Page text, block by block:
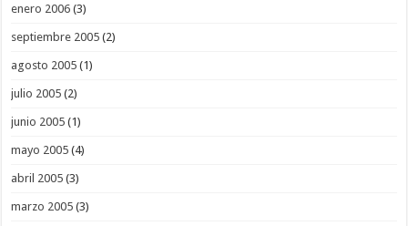
enero 2006 (3)
septiembre 2005 (2)
agosto 2005 (1)
julio 2005 (2)
junio 2005 (1)
mayo 2005 (4)
abril 2005 (3)
marzo 2005 (3)